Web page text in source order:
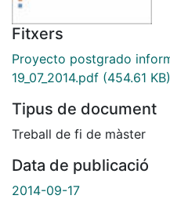
Fitxers
Proyecto postgrado
19_07_2014.pdf (454.61 KB)
Tipus de document
Treball de fi de màster
Data de publicació
2014-09-17